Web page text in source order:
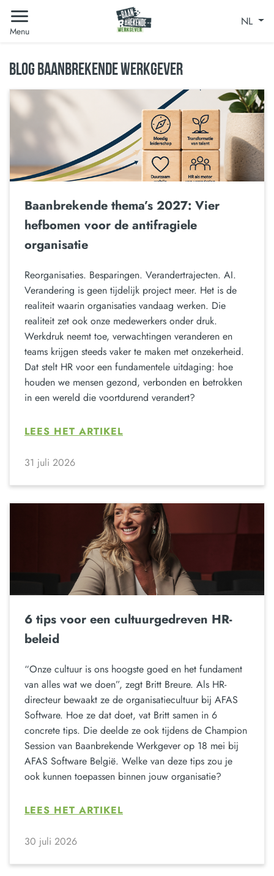
Menu
NL
BLOG BAANBREKENDE WERKGEVER
Baanbrekende thema’s 2027: Vier
hefbomen voor de antifragiele
organisatie
Reorganisaties. Besparingen. Verandertrajecten. AI.
Verandering is geen tijdelijk project meer. Het is de
realiteit waarin organisaties vandaag werken. Die
realiteit zet ook onze medewerkers onder druk.
Werkdruk neemt toe, verwachtingen veranderen en
teams krijgen steeds vaker te maken met onzekerheid.
Dat stelt HR voor een fundamentele uitdaging: hoe
houden we mensen gezond, verbonden en betrokken
in een wereld die voortdurend verandert?
LEES HET ARTIKEL
31 juli 2026
6 tips voor een cultuurgedreven HR-
beleid
“Onze cultuur is ons hoogste goed en het fundament
van alles wat we doen”, zegt Britt Breure. Als HR-
directeur bewaakt ze de organisatiecultuur bij AFAS
Software. Hoe ze dat doet, vat Britt samen in 6
concrete tips. Die deelde ze ook tijdens de Champion
Session van Baanbrekende Werkgever op 18 mei bij
AFAS Software België. Welke van deze tips zou je
ook kunnen toepassen binnen jouw organisatie?
LEES HET ARTIKEL
30 juli 2026